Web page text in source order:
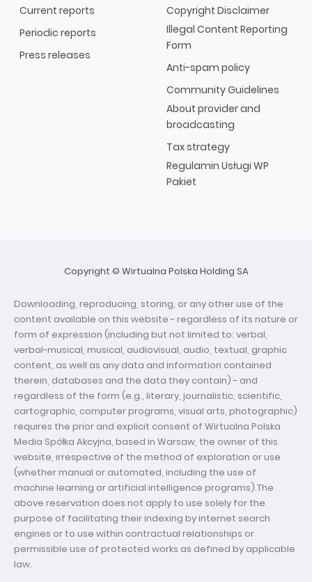
Current reports
Periodic reports
Press releases
Copyright Disclaimer
Illegal Content Reporting
Form
Anti-spam policy
Community Guidelines
About provider and
broadcasting
Tax strategy
Regulamin Usługi WP
Pakiet
Copyright © Wirtualna Polska Holding SA
Downloading, reproducing, storing, or any other use of the
content available on this website - regardless of its nature or
form of expression (including but not limited to: verbal,
verbal-musical, musical, audiovisual, audio, textual, graphic
content, as well as any data and information contained
therein, databases and the data they contain) - and
regardless of the form (e.g., literary, journalistic, scientific,
cartographic, computer programs, visual arts, photographic)
requires the prior and explicit consent of Wirtualna Polska
Media Spółka Akcyjna, based in Warsaw, the owner of this
website, irrespective of the method of exploration or use
(whether manual or automated, including the use of
machine learning or artificial intelligence programs).The
above reservation does not apply to use solely for the
purpose of facilitating their indexing by internet search
engines or to use within contractual relationships or
permissible use of protected works as defined by applicable
law.